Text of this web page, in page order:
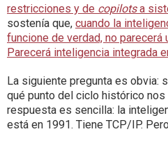
restricciones y de copilotsa
sostenía que, cuando la
funcione de verdad, no parecerá
Parecerá inteligencia integrada
La siguiente pregunta es obvia:
qué punto del ciclo histórico
respuesta es sencilla: la
está en 1991. Tiene TCP/IP.